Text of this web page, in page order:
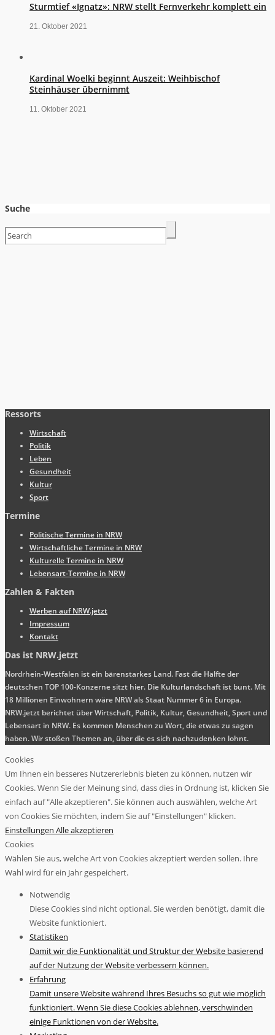
Sturmtief «Ignatz»: NRW stellt Fernverkehr komplett ein
21. Oktober 2021
Kardinal Woelki beginnt Auszeit: Weihbischof
Steinhäuser übernimmt
11. Oktober 2021
Suche
Ressorts
Wirtschaft
Politik
Leben
Gesundheit
Kultur
Sport
Termine
Politische Termine in NRW
Wirtschaftliche Termine in NRW
Kulturelle Termine in NRW
Lebensart-Termine in NRW
Zahlen & Fakten
Werben auf NRW.jetzt
Impressum
Kontakt
Das ist NRW.jetzt
Nordrhein-Westfalen ist ein bärenstarkes Land. Fast die Hälfte der
deutschen TOP 100-Konzerne sitzt hier. Die Kulturlandschaft ist bunt. Mit
18 Millionen Einwohnern wäre NRW als Staat Nummer 6 in Europa.
NRW.jetzt berichtet über Wirtschaft, Politik, Kultur, Gesundheit, Sport und
Lebensart in NRW. Es kommen Menschen zu Wort, die etwas zu sagen
haben. Wir stoßen Themen an, über die es sich nachzudenken lohnt.
Cookies
Um Ihnen ein besseres Nutzererlebnis bieten zu können, nutzen wir
Cookies. Wenn Sie der Meinung sind, dass dies in Ordnung ist, klicken Sie
einfach auf "Alle akzeptieren". Sie können auch auswählen, welche Art
von Cookies Sie möchten, indem Sie auf "Einstellungen" klicken.
Einstellungen Alle akzeptieren
Cookies
Wählen Sie aus, welche Art von Cookies akzeptiert werden sollen. Ihre
Wahl wird für ein Jahr gespeichert.
Notwendig
Diese Cookies sind nicht optional. Sie werden benötigt, damit die
Website funktioniert.
Statistiken
Damit wir die Funktionalität und Struktur der Website basierend
auf der Nutzung der Website verbessern können.
Erfahrung
Damit unsere Website während Ihres Besuchs so gut wie möglich
funktioniert. Wenn Sie diese Cookies ablehnen, verschwinden
einige Funktionen von der Website.